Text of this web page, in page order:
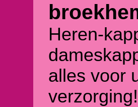
Heren-
alles voor
verzorging!